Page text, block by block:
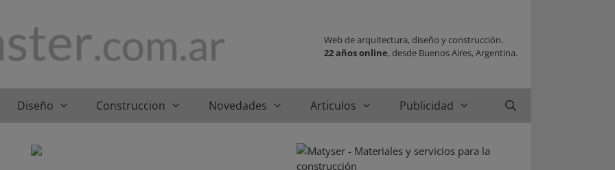
Web de arquitectura, diseño y construcción.
22 años online, desde Buenos Aires, Argentina.
Diseño Construccion Novedades Articulos Publicidad